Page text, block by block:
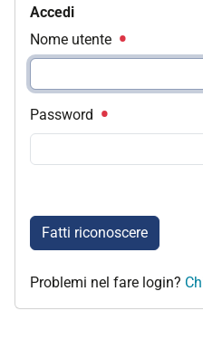
Accedi
Nome utente
Password
Fatti riconoscere
Problemi nel fare login?